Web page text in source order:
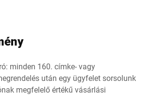
minden 160. címke- vagy
után egy ügyfelet sorsolunk
megfelelő értékű vásárlási